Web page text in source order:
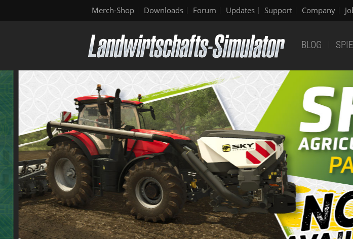
Merch-Shop Downloads Forum Updates Support Company
BLOG